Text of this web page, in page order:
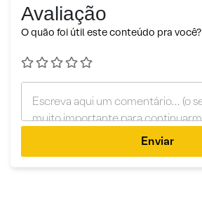
Avaliação
O quão foi útil este conteúdo pra você?
Enviar